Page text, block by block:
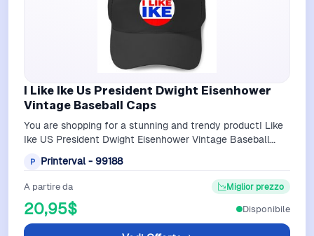
I Like Ike Us President Dwight Eisenhower
Vintage Baseball Caps
You are shopping for a stunning and trendy productI Like
Ike US President Dwight Eisenhower Vintage Baseball
P Printerval - 99188
A partire da
20,95$
Miglior prezzo
Disponibile